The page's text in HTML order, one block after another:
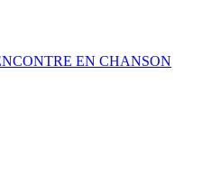
EN CHANSON